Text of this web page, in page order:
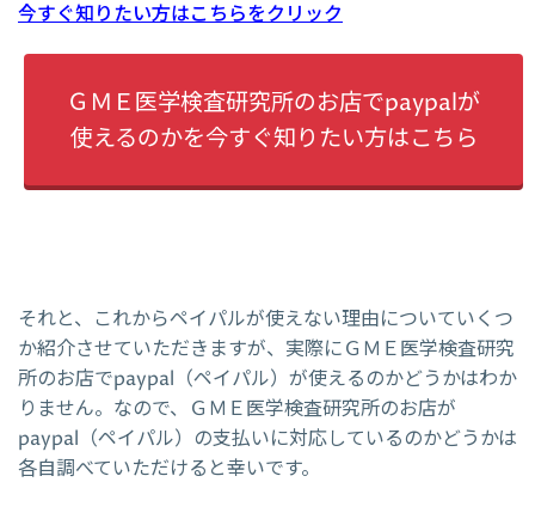
今すぐ知りたい方はこちらをクリック
ＧＭＥ医学検査研究所のお店でpaypalが
使えるのかを今すぐ知りたい方はこちら
それと、これからペイパルが使えない理由についていくつ
か紹介させていただきますが、実際にＧＭＥ医学検査研究
所のお店でpaypal（ペイパル）が使えるのかどうかはわか
りません。なので、ＧＭＥ医学検査研究所のお店が
paypal（ペイパル）の支払いに対応しているのかどうかは
各自調べていただけると幸いです。